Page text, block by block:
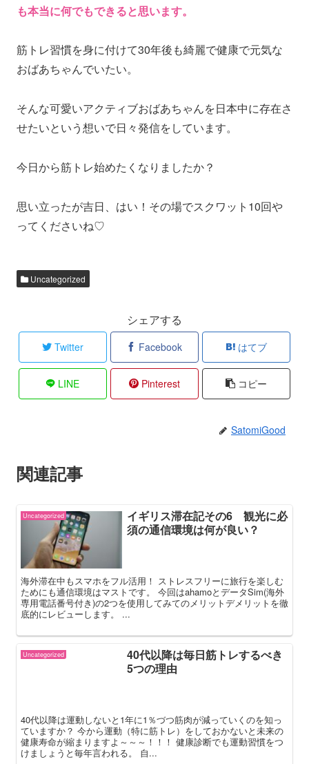
も本当に何でもできると思います。
筋トレ習慣を身に付けて30年後も綺麗で健康で元気な
おばあちゃんでいたい。
そんな可愛いアクティブおばあちゃんを日本中に存在さ
せたいという想いで日々発信をしています。
今日から筋トレ始めたくなりましたか？
思い立ったが吉日、はい！その場でスクワット10回や
ってくださいね♡
Uncategorized
シェアする
Twitter Facebook はてブ
LINE Pinterest コピー
SatomiGood
関連記事
Uncategorized
イギリス滞在記その6 観光に必
須の通信環境は何が良い？
海外滞在中もスマホをフル活用！ ストレスフリーに旅行を楽しむ
ためにも通信環境はマストです。 今回はahamoとデータSim(海外
専用電話番号付き)の2つを使用してみてのメリットデメリットを徹
底的にレビューします。 ...
Uncategorized
40代以降は毎日筋トレするべき
5つの理由
40代以降は運動しないと1年に1％づつ筋肉が減っていくのを知っ
ていますか？ 今から運動（特に筋トレ）をしておかないと未来の
健康寿命が縮まりますよ～～～！！！ 健康診断でも運動習慣をつ
けましょうと毎年言われる。 自...